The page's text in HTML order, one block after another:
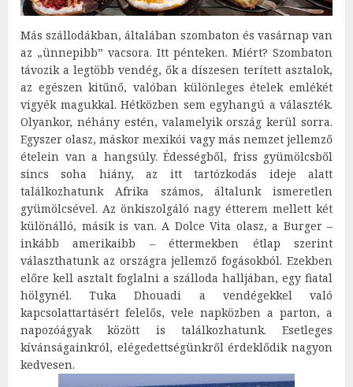
Más szállodákban, általában szombaton és vasárnap van
az „ünnepibb” vacsora. Itt pénteken. Miért? Szombaton
távozik a legtöbb vendég, ők a díszesen terített asztalok,
az egészen kitűnő, valóban különleges ételek emlékét
vigyék magukkal. Hétközben sem egyhangú a választék.
Olyankor, néhány estén, valamelyik ország kerül sorra.
Egyszer olasz, máskor mexikói vagy más nemzet jellemző
ételein van a hangsúly. Édességből, friss gyümölcsből
sincs soha hiány, az itt tartózkodás ideje alatt
találkozhatunk Afrika számos, általunk ismeretlen
gyümölcsével. Az önkiszolgáló nagy étterem mellett két
különálló, másik is van. A Dolce Vita olasz, a Burger –
inkább amerikaibb – éttermekben étlap szerint
választhatunk az országra jellemző fogásokból. Ezekben
előre kell asztalt foglalni a szálloda halljában, egy fiatal
hölgynél. Tuka Dhouadi a vendégekkel való
kapcsolattartásért felelős, vele napközben a parton, a
napozóágyak között is találkozhatunk. Esetleges
kívánságainkról, elégedettségünkről érdeklődik nagyon
kedvesen.